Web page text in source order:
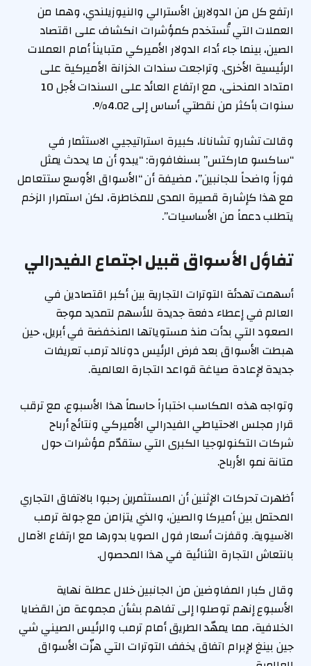
ارتفع كل من الدولارين الأسترالي والنيوزيلندي، وهما من
العملات التي تُستخدم كمؤشرات انكشاف على اقتصاد
الصين، بينما جاء أداء الدولار الأميركي متبايناً أمام العملات
الرئيسية الأخرى. وتراجعت سندات الخزانة الأميركية على
امتداد المنحنى، مع ارتفاع العائد على السندات لأجل 10
سنوات بأكثر من نقطتي أساس إلى 4.02%.
وقالت تشارو تشانانا، كبيرة استراتيجيي الاستثمار في
“ساكسو ماركتس” بسنغافورة: “يبدو أن ما يحدث يمثل
فوزاً واضحاً للجانبين”، مضيفة أن “الأسواق الأوسع ستتعامل
مع هذا كإشارة قصيرة المدى للمخاطرة، لكن استمرار الزخم
يتطلب دعماً من الأساسيات”.
تفاؤل الأسواق قبيل اجتماع الفيدرالي
أسهمت تهدئة التوترات التجارية بين أكبر اقتصادين في
العالم في إعطاء دفعة جديدة للأسهم لتمديد موجة
الصعود التي بدأت منذ مستوياتها المنخفضة في أبريل، حين
هبطت الأسواق بعد فرض الرئيس دونالد ترمب تعريفات
جديدة لإعادة صياغة قواعد التجارة العالمية.
وتواجه هذه المكاسب اختباراً حاسماً هذا الأسبوع، مع ترقب
قرار مجلس الاحتياطي الفيدرالي الأميركي ونتائج أرباح
شركات التكنولوجيا الكبرى التي ستقدّم مؤشرات حول
متانة نمو الأرباح.
أظهرت تحركات الإثنين أن المستثمرين رحبوا بالاتفاق التجاري
المحتمل بين أميركا والصين، والذي يتزامن مع جولة ترمب
الآسيوية. وقفزت أسعار فول الصويا بدورها مع ارتفاع الآمال
بانتعاش التجارة الثنائية في هذا المحصول.
وقال كبار المفاوضين من الجانبين خلال عطلة نهاية
الأسبوع إنهم توصلوا إلى تفاهم بشأن مجموعة من القضايا
الخلافية، مما يمهّد الطريق أمام ترمب والرئيس الصيني شي
جين بينغ لإبرام اتفاق يخفف التوترات التي هزّت الأسواق